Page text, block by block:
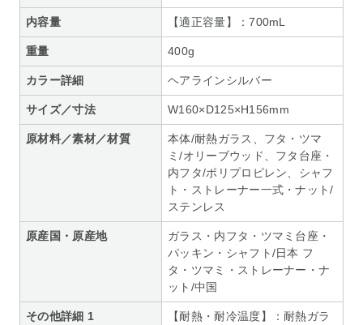
内容量 【適正容量】：700mL
重量 400g
カラー詳細 ヘアラインシルバー
サイズ／寸法 W160×D125×H156mm
原材料／素材／材質
本体/耐熱ガラス、フタ・ツマ
ミ/オリーブウッド、フタ台座・
内フタ/ポリプロピレン、シャフ
ト・ストレーナー一式・ナット/
ステンレス
原産国・原産地
ガラス・内フタ・ツマミ台座・
パッキン・シャフト/日本 フ
タ・ツマミ・ストレーナー・ナ
ット/中国
その他詳細 1
【耐熱・耐冷温度】：耐熱ガラ